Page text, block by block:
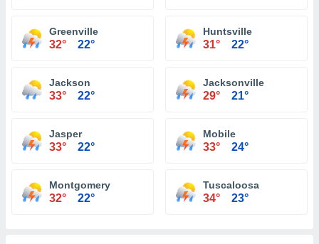
Greenville
32° 22°
Huntsville
31° 22°
Jackson
33° 22°
Jacksonville
29° 21°
Jasper
33° 22°
Mobile
33° 24°
Montgomery
32° 22°
Tuscaloosa
34° 23°